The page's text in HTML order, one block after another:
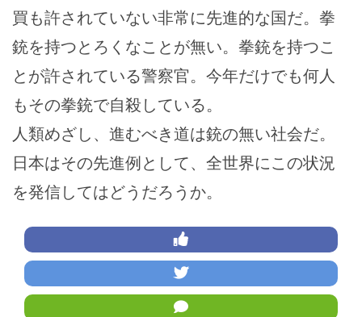
買も許されていない非常に先進的な国だ。拳
銃を持つとろくなことが無い。拳銃を持つこ
とが許されている警察官。今年だけでも何人
もその拳銃で自殺している。
人類めざし、進むべき道は銃の無い社会だ。
日本はその先進例として、全世界にこの状況
を発信してはどうだろうか。